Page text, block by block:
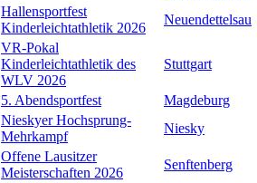
Hallensportfest
Kinderleichtathletik 2026
Neuendettelsau
VR-Pokal
Kinderleichtathletik des
WLV 2026
Stuttgart
5. Abendsportfest
Magdeburg
Nieskyer Hochsprung-
Mehrkampf
Niesky
Offene Lausitzer
Meisterschaften 2026
Senftenberg